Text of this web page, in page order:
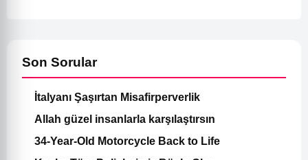
Son Sorular
İtalyanı Şaşırtan Misafirperverlik
Allah güzel insanlarla karşılaştırsın
34-Year-Old Motorcycle Back to Life